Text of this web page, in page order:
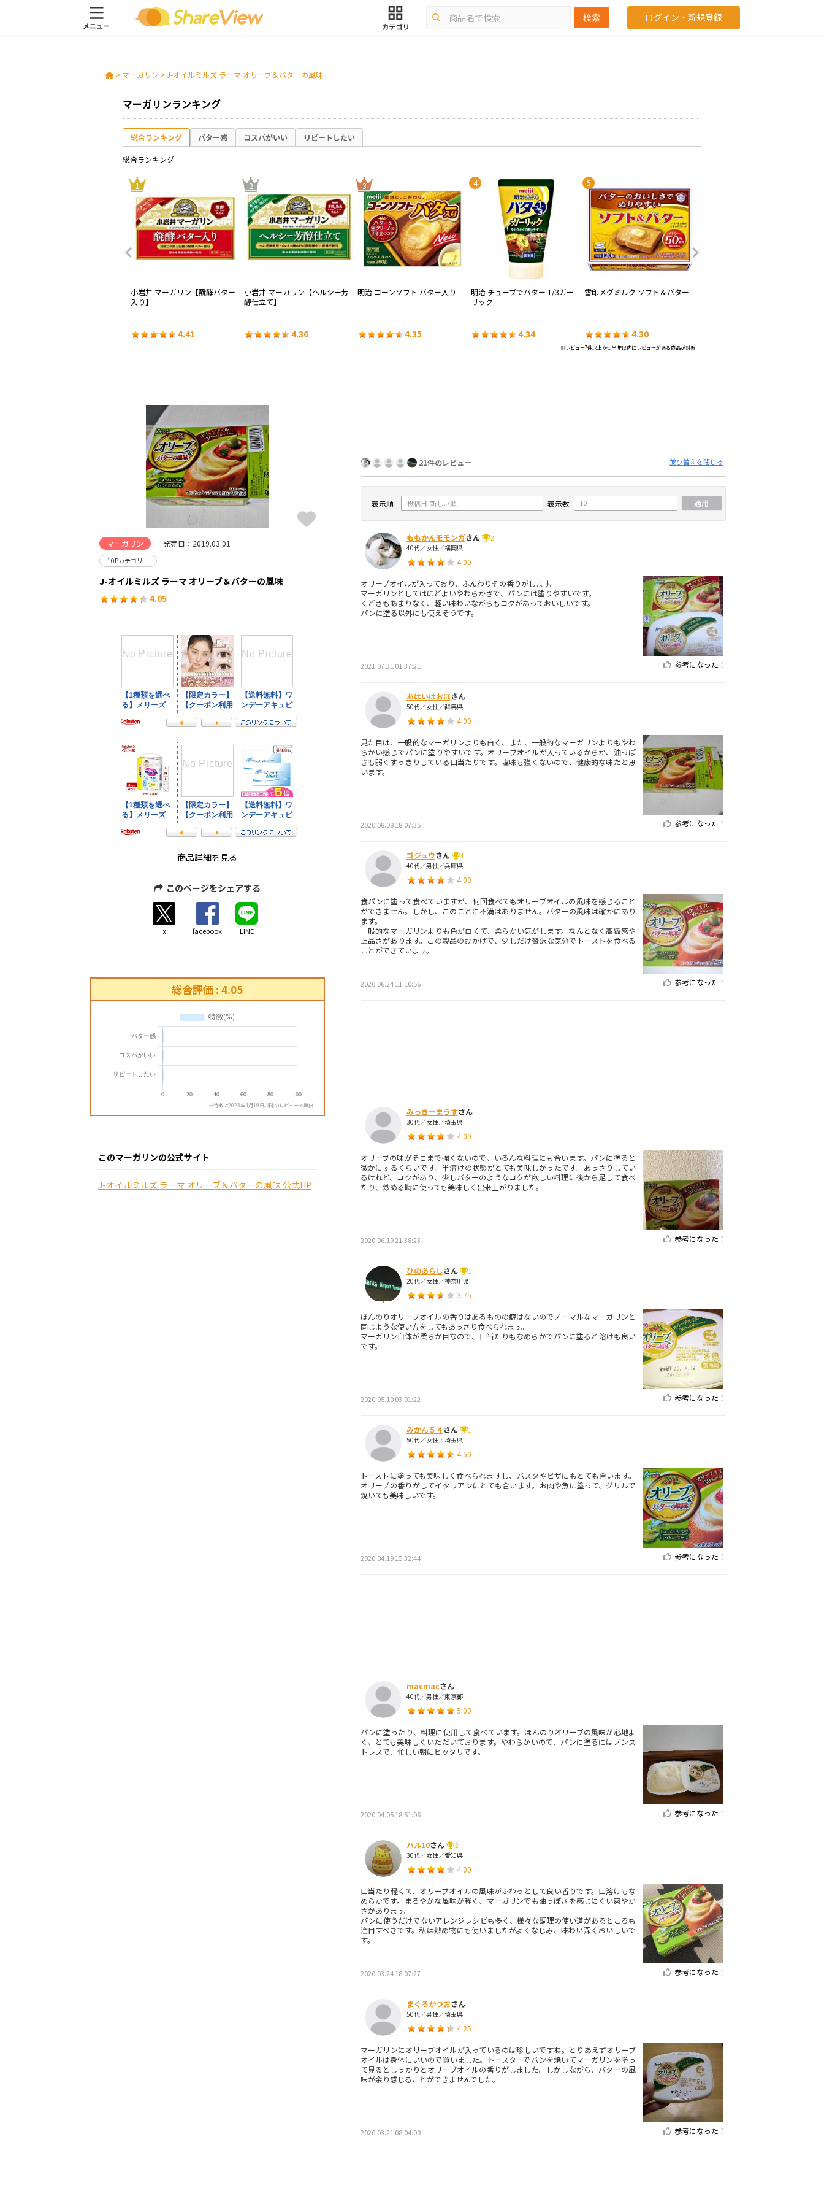
検索 ログイン・新規登録
> マーガリン >J-オイルミルズ ラーマ オリーブ＆バターの風味
マーガリンランキング
総合ランキング バター感 コスパがいい リピートしたい
総合ランキング
1
小岩井 マーガリン【醗酵バター
入り】
4.41
2
小岩井 マーガリン【ヘルシー芳
醇仕立て】
4.36
3
明治 コーンソフト バター入り
4.35
4
明治 チューブでバター 1/3ガー
リック
4.34
5
雪印メグミルク ソフト＆バター
4.30
※レビュー7件以上かつ半年以内にレビューがある商品が対象
マーガリン 発売日：2019.03.01
10Pカテゴリー
J-オイルミルズ ラーマ オリーブ＆バターの風味
4.05
商品詳細を見る
21件のレビュー 並び替えを閉じる
表示順 表示数
ももかんモモンガさん
2
40代／女性／福岡県
4.00
オリーブオイルが入っており、ふんわりその香りがします。
マーガリンとしてはほどよいやわらかさで、パンには塗りやすいです。
くどさもあまりなく、軽い味わいながらもコクがあっておいしいです。
パンに塗る以外にも使えそうです。
2021.07.31 01:37:21 参考になった！
あはいはおほさん
50代／女性／群馬県
4.00
見た目は、一般的なマーガリンよりも白く、また、一般的なマーガリンよりもやわ
らかい感じでパンに塗りやすいです。オリーブオイルが入っているからか、油っぽ
さも弱くすっきりしている口当たりです。塩味も強くないので、健康的な味だと思
います。
2020.08.08 18:07:35 参考になった！
ゴジュウさん
4
40代／男性／兵庫県
4.00
食パンに塗って食べていますが、何回食べてもオリーブオイルの風味を感じること
ができません。しかし、このことに不満はありません。バターの風味は確かにあり
ます。
一般的なマーガリンよりも色が白くて、柔らかい気がします。なんとなく高級感や
上品さがあります。この製品のおかげで、少しだけ贅沢な気分でトーストを食べる
ことができています。
2020.06.24 11:10:56 参考になった！
みっきーまうすさん
30代／女性／埼玉県
4.00
オリーブの味がそこまで強くないので、いろんな料理にも合います。パンに塗ると
微かにするくらいです。半溶けの状態がとても美味しかったです。あっさりしてい
るけれど、コクがあり、少しバターのようなコクが欲しい料理に後から足して食べ
たり、炒める時に使っても美味しく出来上がりました。
2020.06.19 21:38:23 参考になった！
ひのあらしさん
1
20代／女性／神奈川県
3.75
ほんのりオリーブオイルの香りはあるものの癖はないのでノーマルなマーガリンと
同じような使い方をしてもあっさり食べられます。
マーガリン自体が柔らか目なので、口当たりもなめらかでパンに塗ると溶けも良い
です。
2020.05.10 03:01:22 参考になった！
みかん５４さん
1
50代／女性／埼玉県
4.50
トーストに塗っても美味しく食べられますし、パスタやピザにもとても合います。
オリーブの香りがしてイタリアンにとても合います。お肉や魚に塗って、グリルで
焼いても美味しいです。
2020.04.19 15:32:44 参考になった！
macmacさん
40代／男性／東京都
5.00
パンに塗ったり、料理に使用して食べています。ほんのりオリーブの風味が心地よ
く、とても美味しくいただいております。やわらかいので、パンに塗るにはノンス
トレスで、忙しい朝にピッタリです。
2020.04.05 18:51:06 参考になった！
ハル10さん
2
30代／女性／愛知県
4.00
口当たり軽くて、オリーブオイルの風味がふわっとして良い香りです。口溶けもな
めらかです。まろやかな風味が軽く、マーガリンでも油っぽさを感じにくい爽やか
さがあります。
パンに使うだけでないアレンジレシピも多く、様々な調理の使い道があるところも
注目すべきです。私は炒め物にも使いましたがよくなじみ、味わい深くおいしいで
す。
2020.03.24 18:07:27 参考になった！
まぐろかつおさん
50代／男性／埼玉県
4.25
マーガリンにオリーブオイルが入っているのは珍しいですね。とりあえずオリーブ
オイルは身体にいいので買いました。トースターでパンを焼いてマーガリンを塗っ
て見るとしっかりとオリーブオイルの香りがしました。しかしながら、バターの風
味が余り感じることができませんでした。
2020.03.21 08:04:09 参考になった！
このページをシェアする
X facebook LINE
総合評価 : 4.05
※特徴は2023年4月19日以降のレビューで算出
このマーガリンの公式サイト
J-オイルミルズ ラーマ オリーブ＆バターの風味 公式HP